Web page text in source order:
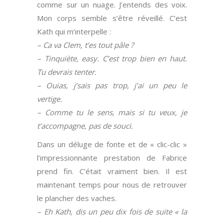
comme sur un nuage. J’entends des voix.
Mon corps semble s’être réveillé. C’est
Kath qui m’interpelle :
– Ca va Clem, t’es tout pâle ?
– Tinquiète, easy. C’est trop bien en haut.
Tu devrais tenter.
– Ouias, j’sais pas trop, j’ai un peu le
vertige.
– Comme tu le sens, mais si tu veux, je
t’accompagne, pas de souci.
Dans un déluge de fonte et de « clic-clic »
l’impressionnante prestation de Fabrice
prend fin. C’était vraiment bien. Il est
maintenant temps pour nous de retrouver
le plancher des vaches.
– Eh Kath, dis un peu dix fois de suite « la